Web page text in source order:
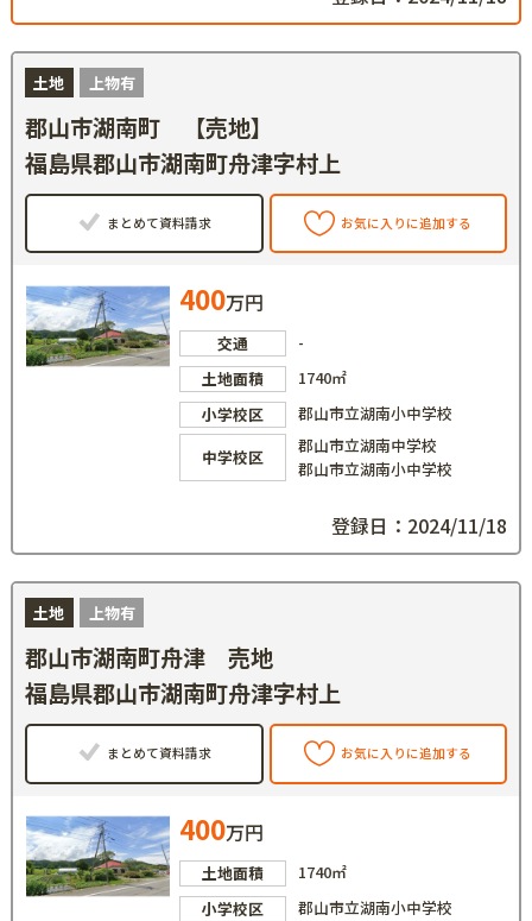
土地 上物有
郡山市湖南町 【売地】
福島県郡山市湖南町舟津字村上
まとめて資料請求 お気に入りに追加する
400万円
交通
-
土地面積
1740㎡
小学校区
郡山市立湖南小中学校
中学校区
郡山市立湖南中学校
郡山市立湖南小中学校
登録日：2024/11/18
土地 上物有
郡山市湖南町舟津 売地
福島県郡山市湖南町舟津字村上
まとめて資料請求 お気に入りに追加する
400万円
土地面積
1740㎡
小学校区
郡山市立湖南小中学校